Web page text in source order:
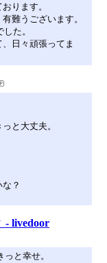
ります。
難うございます。
た。
日々頑張ってま
と大丈夫。
？
- livedoor
と幸せ。